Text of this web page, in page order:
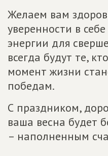
Желаем вам
уверенности в
энергии для
всегда будут те,
момент жизни
победам.
С праздником,
ваша весна будет
– наполненным